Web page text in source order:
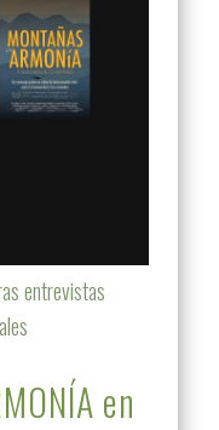
entrevistas
en